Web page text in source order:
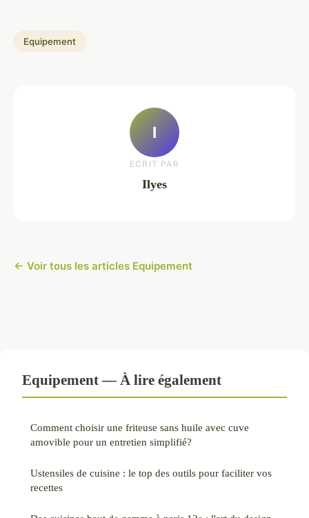
Equipement
I
ECRIT PAR
Ilyes
← Voir tous les articles Equipement
Equipement — À lire également
Comment choisir une friteuse sans huile avec cuve
amovible pour un entretien simplifié?
Ustensiles de cuisine : le top des outils pour faciliter vos
recettes